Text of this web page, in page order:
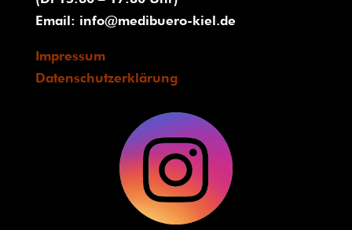
Email: info@medibuero-kiel.de
Impressum
Datenschutzerklärung